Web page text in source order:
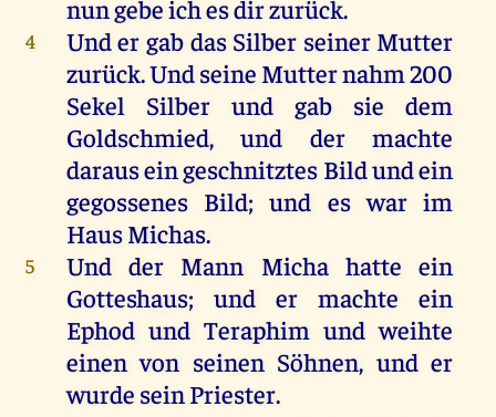
nungebeichesdirzurück.
4 Under gab das Silber seiner Mutter
zurück.Undseine Mutternahm200
Sekel Silber und gab sie
dem
Goldschmied,und der
machte
darauseingeschnitztes Bildundein
gegossenes Bild;und es war im
HausMichas.
5 Und der Mann Micha hatte ein
Gotteshaus; und er machte
ein
Ephod undTeraphimund weihte
einen von seinen Söhnen, und er
wurde seinPriester.